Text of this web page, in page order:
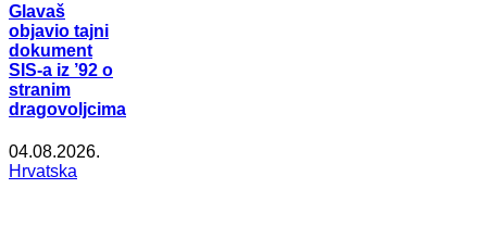
Glavaš
objavio tajni
dokument
SIS-a iz ’92 o
stranim
dragovoljcima
04.08.2026.
Hrvatska